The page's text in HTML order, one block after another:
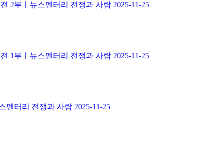
2부ㅣ뉴스멘터리 전쟁과 사람 2025-11-25
1부ㅣ뉴스멘터리 전쟁과 사람 2025-11-25
멘터리 전쟁과 사람 2025-11-25